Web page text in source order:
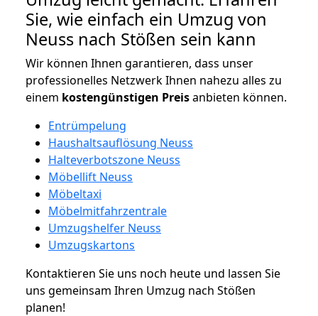
Sie, wie einfach ein Umzug von
Neuss nach Stößen sein kann
Wir können Ihnen garantieren, dass unser
professionelles Netzwerk Ihnen nahezu alles zu
einem kostengünstigen Preisanbieten können.
Entrümpelung
Haushaltsauflösung Neuss
Halteverbotszone Neuss
Möbellift Neuss
Möbeltaxi
Möbelmitfahrzentrale
Umzugshelfer Neuss
Umzugskartons
Kontaktieren Sie uns noch heute und lassen Sie
uns gemeinsam Ihren Umzug nach Stößen
planen!